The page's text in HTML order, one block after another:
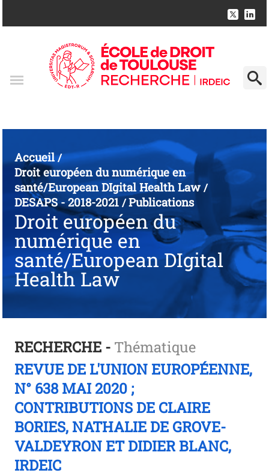
Accueil/
Droit européen du numérique en
santé/European DIgital Health Law/
DESAPS - 2018-2021/Publications
Droit européen du
numérique en
santé/European DIgital
Health Law
RECHERCHE - Thématique
REVUE DE L'UNION EUROPÉENNE,
N° 638 MAI 2020 ;
CONTRIBUTIONS DE CLAIRE
BORIES, NATHALIE DE GROVE-
VALDEYRON ET DIDIER BLANC,
IRDEIC